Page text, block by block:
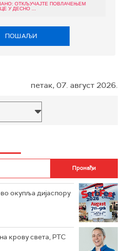
ОТКЉУЧАЈТЕ ПОВЛАЧЕЊЕМ
У ДЕСНО ...
ПОШАЉИ
петак, 07. август 2026.
окупља дијаспору
крову света, РТС